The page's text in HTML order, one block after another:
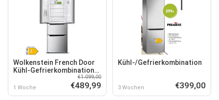
Wolkenstein French Door
Kühl-Gefrierkombination
1 Woche
€1.099,00
€489,99
Kühl-/Gefrierkombination
3 Wochen €399,00